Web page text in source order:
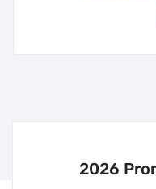
2026